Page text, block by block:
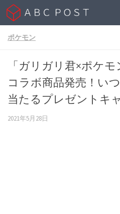
Skip to content
ポケモン
「ガリガリ君×ポケモ
コラボ商品発売！い
当たるプレゼントキ
2021年5月28日